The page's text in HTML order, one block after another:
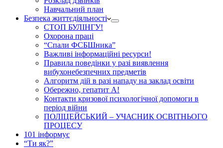
Навчальний план
Безпека життєдіяльності
СТОП БУЛІНГУ!
Охорона праці
“Спали ФСБШника”
Важливі інформаційні ресурси!
Правила поведінки у разі виявлення
вибухонебезпечних предметів
Алгоритм дій в разі нападу на заклад освіти
Обережно, гепатит А!
Контакти кризової психологічної допомоги в
період війни
ПОЛІЦЕЙСЬКИЙ – УЧАСНИК ОСВІТНЬОГО
ПРОЦЕСУ
101 інформує
“Ти як?”